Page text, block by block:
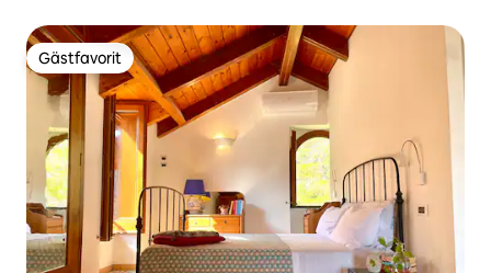
Gästfavorit
Gästfavorit